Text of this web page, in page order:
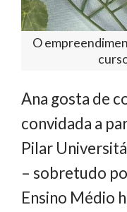
O
Ana gosta de
convidada a
Pilar
– sobretudo
Ensino Médio